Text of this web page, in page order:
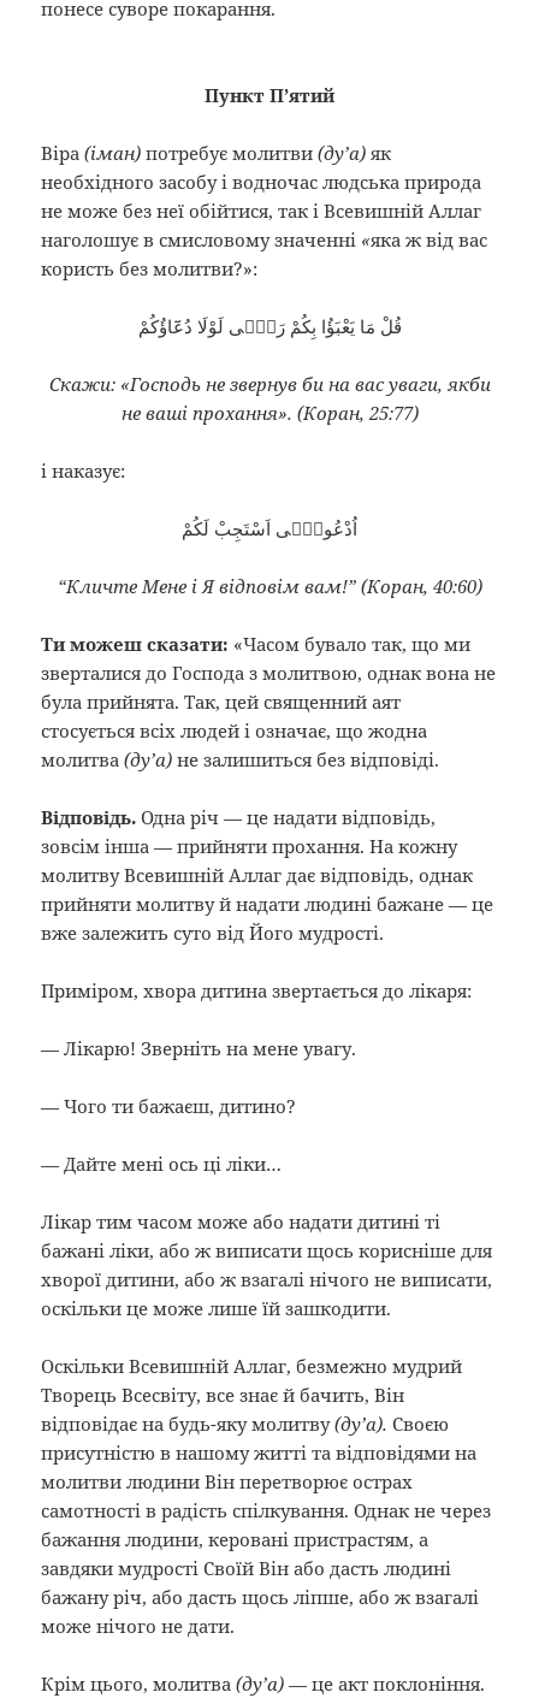
понесе суворе покарання.
Пункт П’ятий
Віра(іман) потребує молитви(ду’а)як
необхідного засобу і водночас людська природа
не може без неї обійтися, так і Всевишній Аллаг
наголошує в смисловому значенні «яка ж від вас
користь без молитви?»:
قُلْ مَا يَعْبَؤُا بِكُمْ رَبّٖى لَوْلَا دُعَٓاؤُكُمْ
Скажи: «Господь не звернув би на вас уваги, якби
не ваші прохання». (Коран, 25:77)
і наказує:
اُدْعُونٖٓى اَسْتَجِبْ لَكُمْ
“Кличте Мене і Я відповім вам!” (Коран, 40:60)
Ти можеш сказати: «Часом бувало так, що ми
зверталися до Господа з молитвою, однак вона не
була прийнята. Так, цей священний аят
стосується всіх людей і означає, що жодна
молитва(ду’а) не залишиться без відповіді.
Відповідь. Одна річ — це надати відповідь,
зовсім інша — прийняти прохання. На кожну
молитву Всевишній Аллаг дає відповідь, однак
прийняти молитву й надати людині бажане — це
вже залежить суто від Його мудрості.
Приміром, хвора дитина звертається до лікаря:
— Лікарю! Зверніть на мене увагу.
— Чого ти бажаєш, дитино?
— Дайте мені ось ці ліки…
Лікар тим часом може або надати дитині ті
бажані ліки, або ж виписати щось корисніше для
хворої дитини, або ж взагалі нічого не виписати,
оскільки це може лише їй зашкодити.
Оскільки Всевишній Аллаг, безмежно мудрий
Творець Всесвіту, все знає й бачить, Він
відповідає на будь-яку молитву(ду’а).Своєю
присутністю в нашому житті та відповідями на
молитви людини Він перетворює острах
самотності в радість спілкування. Однак не через
бажання людини, керовані пристрастям, а
завдяки мудрості Своїй Він або дасть людині
бажану річ, або дасть щось ліпше, або ж взагалі
може нічого не дати.
Крім цього, молитва(ду’а) — це акт поклоніння.